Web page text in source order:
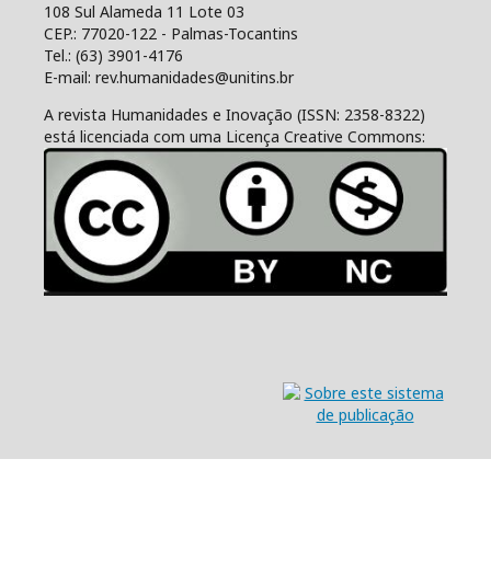
108 Sul Alameda 11 Lote 03
CEP.: 77020-122 - Palmas-Tocantins
Tel.: (63) 3901-4176
E-mail: rev.humanidades@unitins.br
A revista Humanidades e Inovação (ISSN: 2358-8322)
está licenciada com uma Licença Creative Commons: